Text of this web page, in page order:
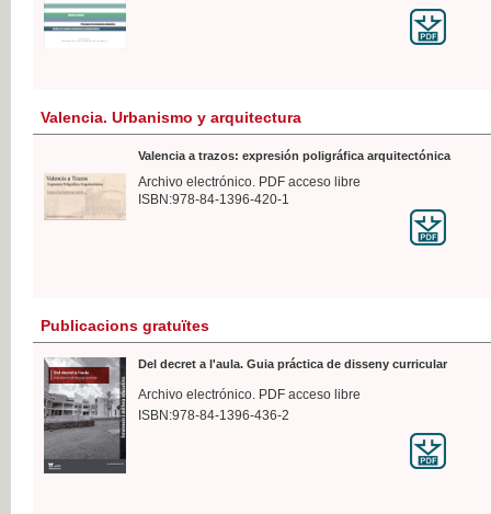
Valencia. Urbanismo y arquitectura
Valencia a trazos: expresión poligráfica arquitectónica
Archivo electrónico. PDF acceso libre
ISBN:978-84-1396-420-1
Publicacions gratuïtes
Del decret a l'aula. Guia práctica de disseny curricular
Archivo electrónico. PDF acceso libre
ISBN:978-84-1396-436-2